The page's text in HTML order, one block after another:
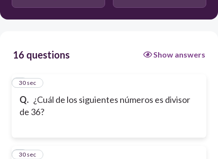
16 questions Show answers
Q. ¿Cuál de los siguientes números es divisor
de 36?
1
30 sec
2
30 sec